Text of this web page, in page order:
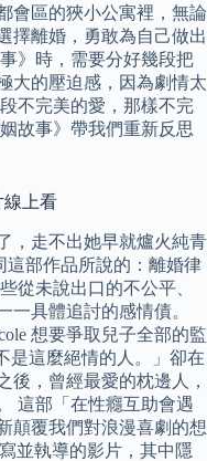
會區的狹小公寓裡，無論
擇離婚，勇敢為自己做出
》時，需要分好幾段把
大的壓迫感，因為劇情太
不完美的愛，那樣不完
故事》帶我們重新反思
線上看
，走不出她早就爐火純青
部作品所說的：離婚律
從未說出口的不公平、
一具體追討的感情債。
想要爭取兒子全部的監
是這麼絕情的人。」卻在
，曾經最愛的枕邊人，
這部「在性癮互助會遇
顛覆我們對浪漫喜劇的想
並執導的影片，其中隱